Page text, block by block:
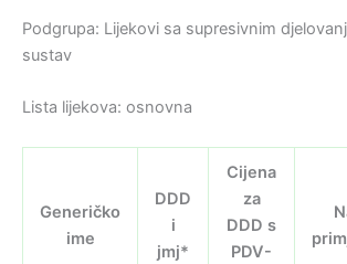
Podgrupa: Lijekovi sa supresivnim
sustav
Lista lijekova: osnovna
Generičko
ime
DDD
i
jmj*
Cijena
za
DDD s
PDV-